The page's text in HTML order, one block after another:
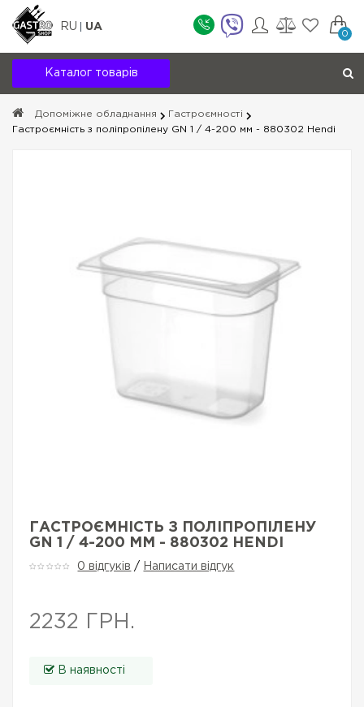
RU UA
0
Каталог товарів
Допоміжне обладнання
Гастроємності
Гастроємність з поліпропілену GN 1 / 4-200 мм - 880302 Hendi
ГАСТРОЄМНІСТЬ З ПОЛІПРОПІЛЕНУ
GN 1 / 4-200 ММ - 880302 HENDI
0 відгуків / Написати відгук
2232 ГРН.
В наявності